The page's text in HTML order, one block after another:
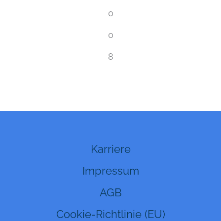
0
0
8
Karriere
Impressum
AGB
Cookie-Richtlinie (EU)